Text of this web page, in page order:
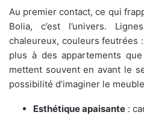
Au premier contact, ce qui
Bolia, c’est l’univers.
chaleureux, couleurs feutrées
plus à des appartements
mettent souvent en avant le
possibilité d’imaginer le
Esthétique apaisante :